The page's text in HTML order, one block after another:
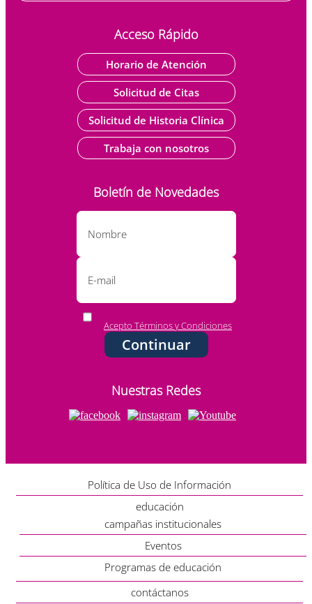
Acceso Rápido
Horario de Atención
Solicitud de Citas
Solicitud de Historia Clínica
Trabaja con nosotros
Nuestras Redes
Boletín de Novedades
Acepto Términos y Condiciones
Continuar
Política de Uso de Información
educación
campañas institucionales
Eventos
Programas de educación
contáctanos